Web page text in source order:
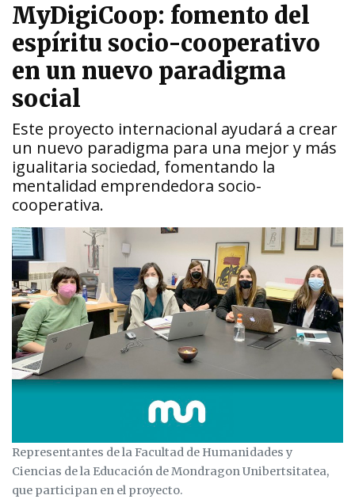
MyDigiCoop: fomento del
espíritu socio-cooperativo
en un nuevo paradigma
social
Este proyecto internacional ayudará a crear
un nuevo paradigma para una mejor y más
igualitaria sociedad, fomentando la
mentalidad emprendedora socio-
cooperativa.
Representantes de la Facultad de Humanidades y
Ciencias de la Educación de Mondragon Unibertsitatea,
que participan en el proyecto.